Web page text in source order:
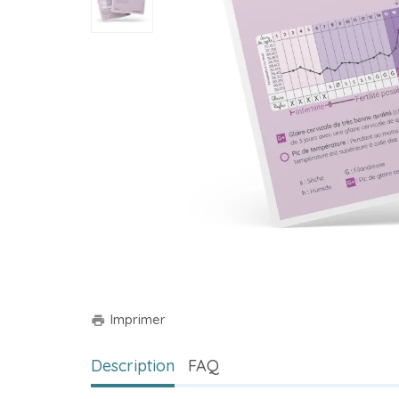
print Imprimer
Description FAQ